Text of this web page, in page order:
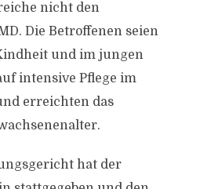
nicht den
Die Betroffenen seien
und im jungen
intensive Pflege im
erreichten das
hat der